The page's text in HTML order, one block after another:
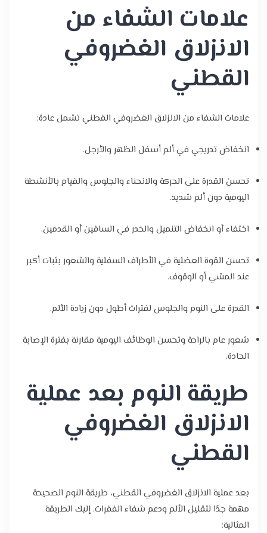
علامات الشفاء من
الانزلاق الغضروفي
القطني
علامات الشفاء من الانزلاق الغضروفي القطني تشمل عادة:
انخفاض تدريجي في ألم أسفل الظهر والأرجل.
تحسن القدرة على الحركة والانحناء والجلوس والقيام بالأنشطة
اليومية دون ألم شديد.
اختفاء أو انخفاض التنميل والخدر في الساقين أو القدمين.
تحسن القوة العضلية في الأطراف السفلية والشعور بثبات أكبر
عند المشي أو الوقوف.
القدرة على النوم والجلوس لفترات أطول دون زيادة الألم.
شعور عام بالراحة وتحسن الوظائف اليومية مقارنة بفترة الإصابة
الحادة.
طريقة النوم بعد عملية
الانزلاق الغضروفي
القطني
بعد عملية الانزلاق الغضروفي القطني، طريقة النوم الصحيحة
مهمة جدًا لتقليل الألم ودعم شفاء الفقرات. إليك الطريقة
المثالية: